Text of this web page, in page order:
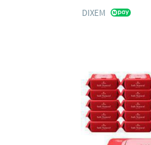
DIXEM